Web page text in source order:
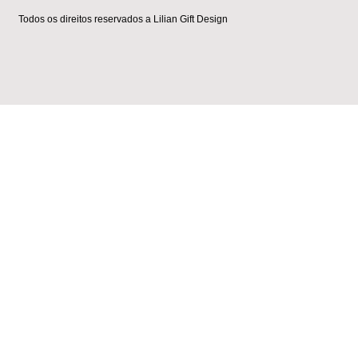
Todos os direitos reservados a Lilian Gift Design